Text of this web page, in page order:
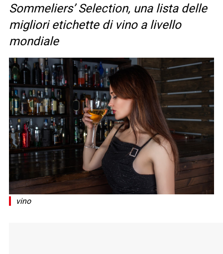
Sommeliers’ Selection, una lista delle
migliori etichette di vino a livello
mondiale
vino